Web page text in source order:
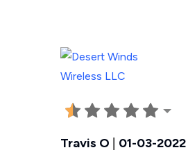
Travis O 01-03-2022